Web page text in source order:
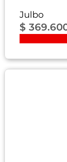
Julbo
$